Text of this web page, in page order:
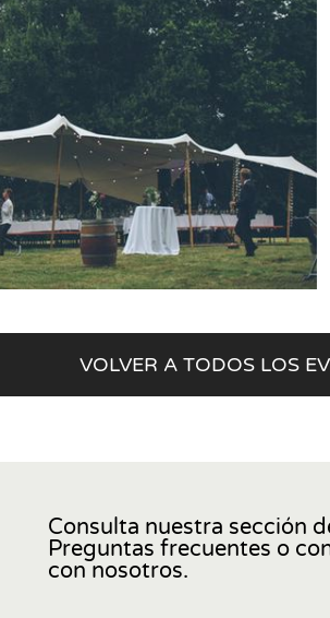
VOLVER A TODOS LOS
Consulta nuestra sección
Preguntas frecuentes o
con nosotros.